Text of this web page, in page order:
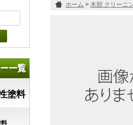
ホーム > 木部 クリー